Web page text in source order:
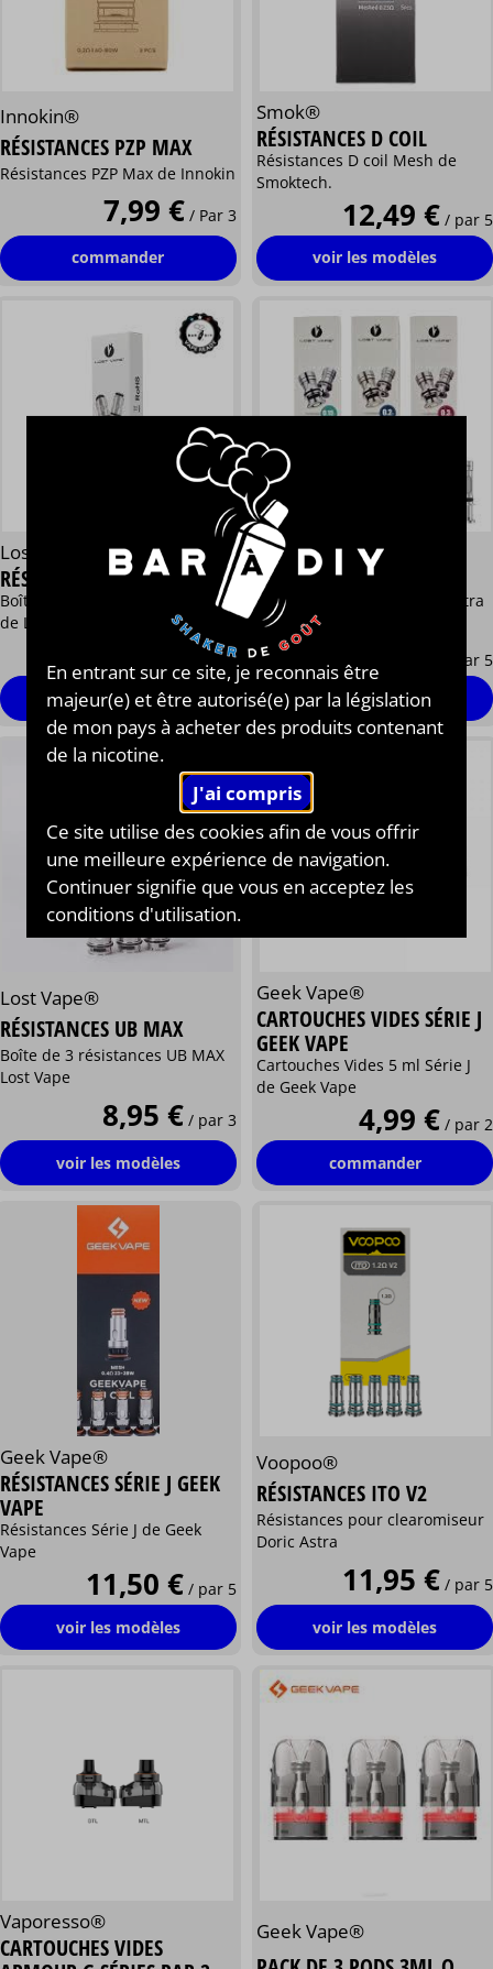
Innokin®
RÉSISTANCES PZP MAX
Résistances PZP Max de Innokin
7,99 € / Par 3
commander
Smok®
RÉSISTANCES D COIL
Résistances D coil Mesh de
Smoktech.
12,49 € / par 5
voir les modèles
Lost Vape®
RÉSISTANCES UB LITE
Boîte de 5 résistances UB Lite
de Lost Vape
/ par 5
voir les modèles
Lost Vape®
RÉSISTANCES UB ULTRA
Boîte de 5 résistances UB Ultra
de Lost Vape
10,90 €
/ par 5
commander
Lost Vape®
RÉSISTANCES UB MAX
Boîte de 3 résistances UB MAX
Lost Vape
8,95 € / par 3
voir les modèles
Geek Vape®
CARTOUCHES VIDES SÉRIE J
GEEK VAPE
Cartouches Vides 5 ml Série J
de Geek Vape
4,99 € / par 2
commander
Geek Vape®
RÉSISTANCES SÉRIE J GEEK
VAPE
Résistances Série J de Geek
Vape
11,50 € / par 5
voir les modèles
Voopoo®
RÉSISTANCES ITO V2
Résistances pour clearomiseur
Doric Astra
11,95 € / par 5
voir les modèles
Vaporesso®
CARTOUCHES VIDES
Geek Vape®
En entrant sur ce site, je reconnais être
majeur(e) et être autorisé(e) par la législation
de mon pays à acheter des produits contenant
de la nicotine.
Ce site utilise des cookies afin de vous offrir
une meilleure expérience de navigation.
Continuer signifie que vous en acceptez les
conditions d'utilisation.